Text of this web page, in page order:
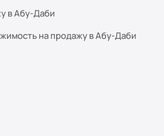
в Абу-Даби
на продажу в Абу-Даби